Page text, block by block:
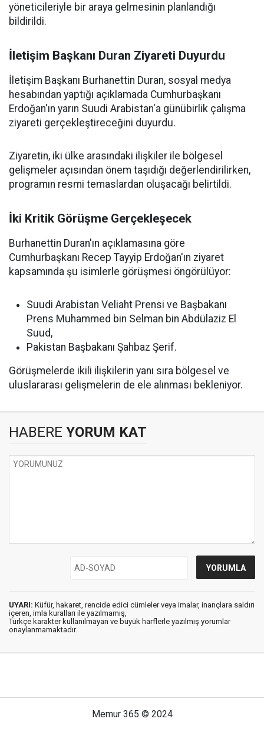
yöneticileriyle bir araya gelmesinin planlandığı
bildirildi.
İletişim Başkanı Duran Ziyareti Duyurdu
İletişim Başkanı Burhanettin Duran, sosyal medya
hesabından yaptığı açıklamada Cumhurbaşkanı
Erdoğan'ın yarın Suudi Arabistan'a günübirlik çalışma
ziyareti gerçekleştireceğini duyurdu.
Ziyaretin, iki ülke arasındaki ilişkiler ile bölgesel
gelişmeler açısından önem taşıdığı değerlendirilirken,
programın resmi temaslardan oluşacağı belirtildi.
İki Kritik Görüşme Gerçekleşecek
Burhanettin Duran'ın açıklamasına göre
Cumhurbaşkanı Recep Tayyip Erdoğan'ın ziyaret
kapsamında şu isimlerle görüşmesi öngörülüyor:
Suudi Arabistan Veliaht Prensi ve Başbakanı
Prens Muhammed bin Selman bin Abdülaziz El
Suud,
Pakistan Başbakanı Şahbaz Şerif.
Görüşmelerde ikili ilişkilerin yanı sıra bölgesel ve
uluslararası gelişmelerin de ele alınması bekleniyor.
HABERE YORUM KAT
UYARI: Küfür, hakaret, rencide edici cümleler veya imalar, inançlara saldırı
içeren, imla kuralları ile yazılmamış,
Türkçe karakter kullanılmayan ve büyük harflerle yazılmış yorumlar
onaylanmamaktadır.
Memur 365 © 2024